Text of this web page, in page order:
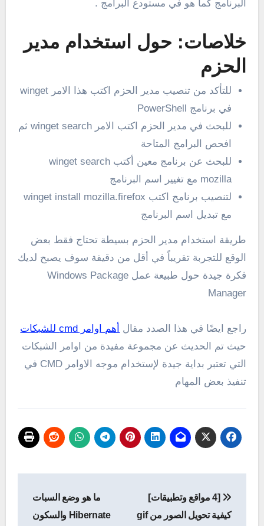
البرنامج كما هو في مستودع البرامج .
خلاصات: حول استخدام مدير
الحزم
للتأكد من تنصيب مدير الحزم اكتب هذا الامر winget
في برنامج PowerShell
للبحث في مدير الحزم اكتب الامر winget search ثم
افحص البرامج المتاحة
للبحث عن برنامج معين أكتب winget search
mozilla مع تغيير اسم البرنامج
لتنصيب برنامج اكتب winget install mozilla.firefox
مع تبديل اسم البرنامج
طريقة استخدام مدير الحزم بسيطة تحتاج فقط بعض
الوقع للتجربة تقريباً في أقل من دقيقة سوف يصبح لديك
فكرة جيدة حول طبيعة عمل Windows Package
Manager
راجع ايضًا في هذا الصدد مقال
أهم اوامر cmd للشبكات
حيث تم الحديث عن مجموعة مفيدة من اوامر الشبكات
التي تعتبر بداية جيدة لإستخدام موجه الاوامر CMD في
تنفيذ بعض المهام
المقالات
[4 مواقع وتطبيقات]
كيفية تحويل الصور من gif
ما هو وضع السبات
Hibernate والسكون